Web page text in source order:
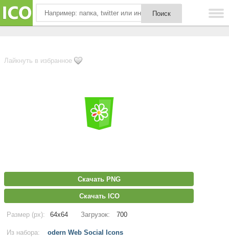
Лайкнуть в избранное
Скачать PNG
Скачать ICO
Размер (px): 64x64 Загрузок: 700
Из набора: odern Web Social Icons